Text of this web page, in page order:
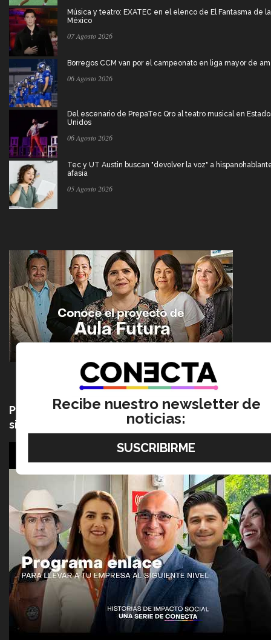
Música y teatro: EXATEC en el elenco de El Fantasma de
México
07 Agosto 2026
Borregos CCM van por el campeonato en liga mayor de
06 Agosto 2026
Del escenario de PrepaTec Qro al teatro musical en
Unidos
06 Agosto 2026
Tec y UT Austin buscan "devolver la voz" a
afasia
05 Agosto 2026
Programa enlace: para llevar a tu empresa al
siguiente nivel (video)
Recibe nuestro newsletter de
noticias: